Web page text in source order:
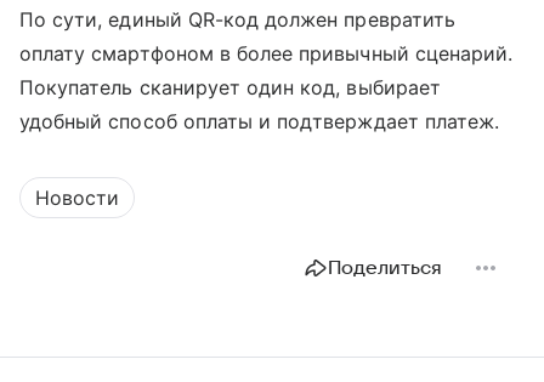
По сути, единый QR-код должен превратить
оплату смартфоном в более привычный сценарий.
Покупатель сканирует один код, выбирает
удобный способ оплаты и подтверждает платеж.
Новости
Поделиться